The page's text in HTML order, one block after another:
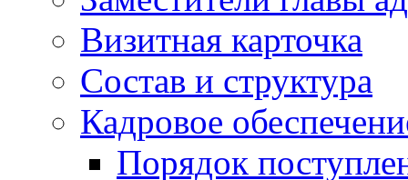
Визитная карточка
Состав и структура
Кадровое
Порядок